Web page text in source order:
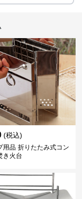
(税込)
用品 折りたたみ式コン
き火台